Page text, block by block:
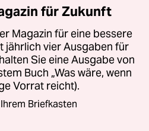
für Zukunft
Magazin für eine bessere
jährlich vier Ausgaben für
Sie eine Ausgabe von
Buch „Was wäre, wenn
Vorrat reicht).
Briefkasten